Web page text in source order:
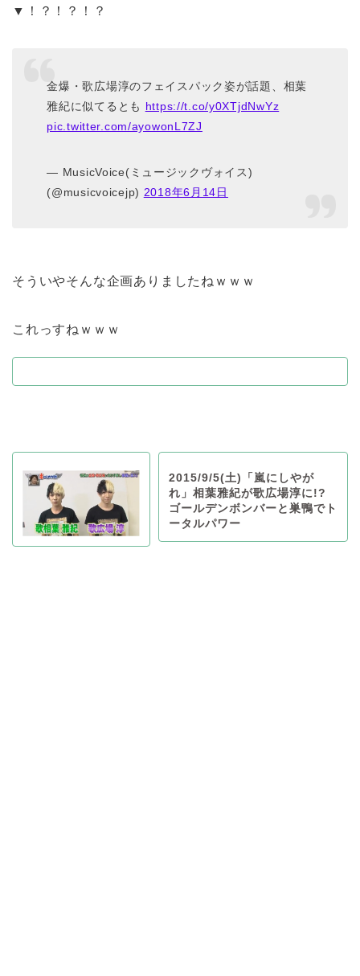
▼！？！？！？
金爆・歌広場淳のフェイスパック姿が話題、相葉
雅紀に似てるとも https://t.co/y0XTjdNwYz
pic.twitter.com/ayowonL7ZJ
— MusicVoice(ミュージックヴォイス)
(@musicvoicejp) 2018年6月14日
そういやそんな企画ありましたねｗｗｗ
これっすねｗｗｗ
2015/9/5(土)「嵐にしやが
れ」相葉雅紀が歌広場淳に!?
ゴールデンボンバーと巣鴨でト
ータルパワー